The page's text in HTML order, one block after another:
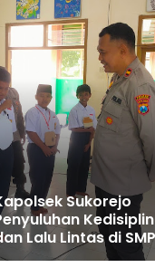
Sukorejo
Lalu Lintas di